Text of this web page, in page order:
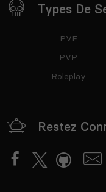
Types De
PVE
PVP
Roleplay
Restez